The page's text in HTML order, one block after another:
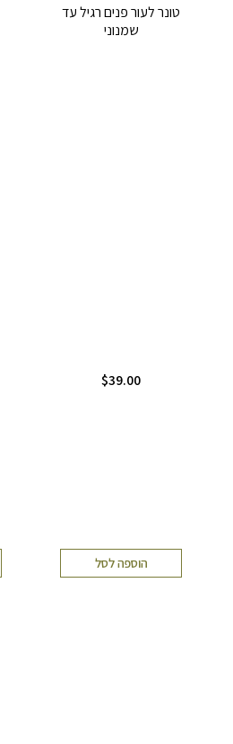
טונר לעור פנים רגיל עד
שמנוני
$39.00
הוספה לסל